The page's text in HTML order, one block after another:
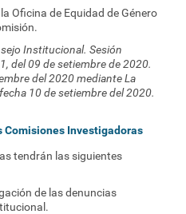
Oficina de Equidad de Género
Institucional. Sesión
del 09 de setiembre de 2020.
del 2020 mediante La
10 de setiembre del 2020.
Comisiones Investigadoras
tendrán las siguientes
de las denuncias